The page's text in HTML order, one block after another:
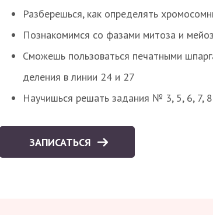
Разберешься, как определять
Познакомимся со фазами митоза и
Сможешь пользоваться печатными
деления в линии 24 и 27
Научишься решать задания № 3, 5, 6, 7,
ЗАПИСАТЬСЯ